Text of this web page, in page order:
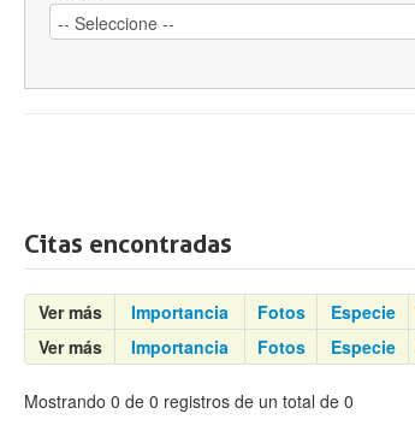
Citas encontradas
Ver más Importancia Fotos Especie
Ver más
Importancia Fotos Especie
Mostrando 0 de 0 registros de un total de 0